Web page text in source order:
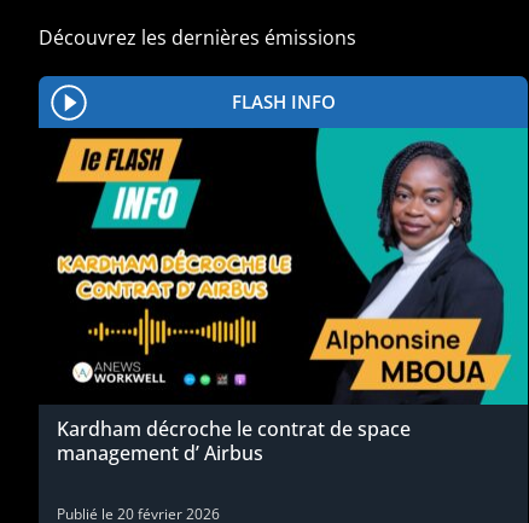
Découvrez les dernières émissions
FLASH INFO
Kardham décroche le contrat de space
management d’ Airbus
Publié le 20 février 2026